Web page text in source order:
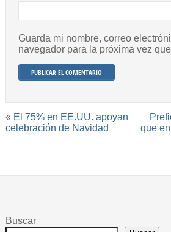
Guarda mi nombre, correo
navegador para la próxima vez
« El 75% en EE.UU. apoyan
celebración de Navidad
que
Buscar